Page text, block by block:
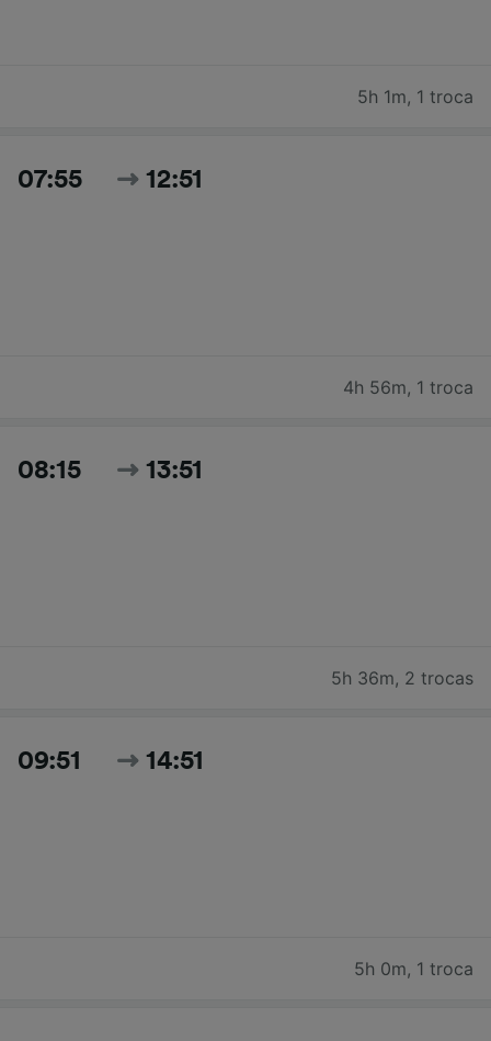
5h 1m, 1 troca
07:55 12:51
4h 56m, 1 troca
08:15 13:51
5h 36m, 2 trocas
09:51 14:51
5h 0m, 1 troca